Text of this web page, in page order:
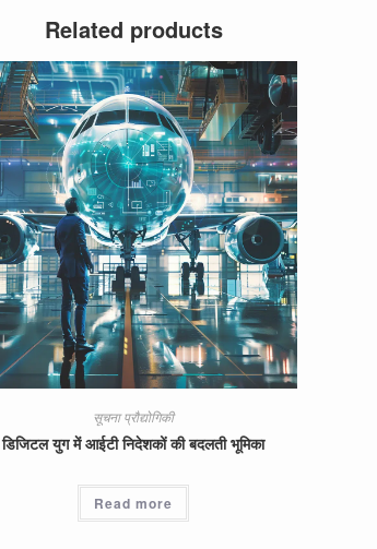
Related products
सूचना प्रौद्योगिकी
डिजिटल युग में आईटी निदेशकों की बदलती भूमिका
Read more